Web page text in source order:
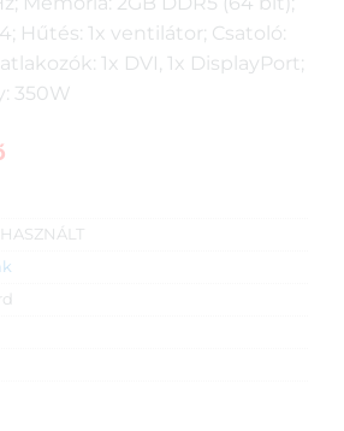
Hűtés: 1x ventilátor; Csatoló:
1x DVI, 1x DisplayPort;
350W